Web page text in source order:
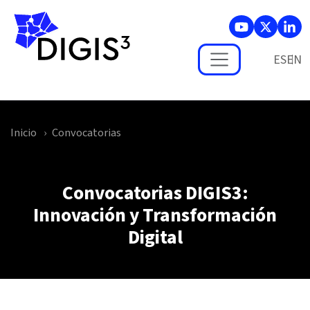
Skip to main content
ES
Inicio Convocatorias
Convocatorias DIGIS3:
Innovación y Transformación
Digital